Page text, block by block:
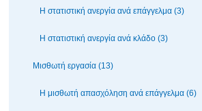
Η στατιστική ανεργία ανά επάγγελμα (3)
Η στατιστική ανεργία ανά κλάδο (3)
Μισθωτή εργασία (13)
Η μισθωτή απασχόληση ανά επάγγελμα (6)